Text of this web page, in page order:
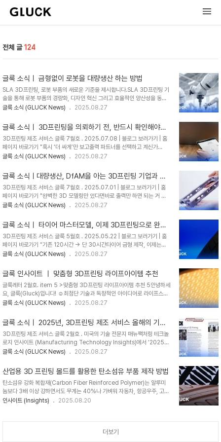
전체 글 124
글룩 소식ㅣ 금형없이 로봇을 대량생산 하는 방법
SLA 3D프린팅, 로봇 부품의 새로운 기준을 제시합니다.SLA 3D프린팅 기
술을 통해 로봇 부품의 경량화, 디자인 혁신 그리고 효율적인 양산성을 동시
에 실현합니다 ➡️경량화부품 일체화 설계를 통해 브래킷, 조립 파트를 제거
서 배치 자유도를 높입니다. ➡️외피 디자인 자유 곡면 설계와 브랜드형 커버
구현으로 사출로는 불가능했던 브랜드 로고 및질감 일체화 설계를 가능하게
하여 로봇의 외관 으로 브랜드를 강화할 수 있습니다. ➡️대량 맞춤화 각 고객
의 요구에 최적화된 로봇 부품을 각각 별도로 제작하면서도,금형 없이 수천
개까지 생산 가능한 대량 맞춤화가 가능합니다. 다양한 로봇 기업들이 발전된
글룩 소식 (GLUCK News) 2025.08.27
글룩 소식ㅣ 3D프린팅을 의뢰하기 전, 반드시 확인해야하
는 것은?
3D프린팅 제조 서비스 글룩 7월호 . 2025.07.08 | 블로그 보러가기 | 홈
페이지 바로가기 "혹시 ‘더 싸게’만 보고출력 파트너를 선택하고 계신가
요?"지금, 가장 위험한 건 ‘가격’이 아니라 데이터 유출입니다.ㆍㆍㆍ최근 보
린다…中 기술 유출 통로 된 3D 프린팅”국내 기업들이 중국 업체에 3D프린
팅을 외주로 맡기면서,민감한 설계 도면과 데이터가 무방비로 유출되고 있다
는 사실, 보도되었죠.당장의 단가 절감과 빠른 납기를 위해 선택한 외주가결
국엔 기업의 기술 경쟁력까지 넘겨주는 상황으로 이어지고 있는 것입니다.파
일 한 장 넘긴 줄 알았는데,그 안에 담긴 제품 구조, 기술, 조립 로직까지 고스
글룩 소식 (GLUCK News) 2025.08.27
글룩 소식ㅣ대량생산, DfAM을 아는 3D프린팅 기업과 함
께해야 하는 이유
3D프린팅 제조 서비스 글룩 7월호 . 2025.07.01 | 블로그 보러가기 | 홈
페이지 바로가기 "완벽한 3D 모델링만 있다면바로 출력만 하면 되는 거 아
닌가요?"하지만 왜 어떤 출력은 매끄럽게 성공하고,어떤 출력은 품질 문제,
Additive Manufacturing)에 있습니다. ✅ DfAM 없이 출력한 프로젝트
는 왜 실패하는가?✅ 단순한 ‘서포트 최적화’가 아닌, 설계 단계부터 생산성
까지 바꾸는 접근법은?✅ 부품 통합, 경량화, 공정 최적화까지 가능한 전략적
설계란 무엇인가? 📌 글룩 블로그에서 전체 내용 보기 "대량생산이나 중요한
산업용 3D프린팅 프로젝트를 계획하고 계신다면,해당 업체의 장비 리..
글룩 소식 (GLUCK News) 2025.08.27
글룩 소식ㅣ 타이어 마스터모델, 이제 3D프린팅으로 완성
됩니다
3D프린팅 제조 서비스 글룩 5월호 . 2025.05.22 | 블로그 보러가기 | 홈
페이지 바로가기 “기존 120시간 → 단 30시간타이어 금형 제작, 이제는
3D프린팅이 바꿉니다.”타이어 산업의 전환점이 될, GLUCK의 제조 솔루
대체하였습니다. 1. 🛠️공정 혁신 ( 19단계 → 10단계 이하 단축 )전통적인
절삭 가공 방식에서는 마스터모델 제작을 위해 19단계 이상의 복잡한 수작업
이 필요했습니다.GLUCK은 SLA 3D프린팅 기술을 통해 이를 10단계 이하
로 단축하여, 숙련 인력의 의존도와 작업 편차를 줄이고 더 빠르고 일관된 결
과물을 만들어냅니다. 2. ⏱️시간 혁신 ( 120시간 → 30시간 절감 ) 기..
글룩 소식 (GLUCK News) 2025.08.27
글룩 인사이트 ㅣ 맞춤형 3D프린팅 라이프아이템 추천
글룩레터 2월호. item 5 >맞춤형 3D프린팅 라이프아이템 추천 5안녕하세
요, 글룩(Gluck)입니다! ☺️최첨단 기술과 독창적인 아이디어로 라이프스타
일의 새로운 가능성을 열어가는맞춤형 3D 프린팅 제작 기업 5곳을 소개해
제품을 선보이며 우리의 삶에 가치를 더하고 있습니다.아래에서 소개될 기업
들의 이야기를 통해,3D 프린팅과 획기적인 디자인이 만들어내는 편리함을
함께 확인해 보시기 바랍니다. 겐트리 (Gantri)Gantri는 모든 조명을 3D
프린팅 기술로 제작합니다. 전 세계의 디자이너와 협력하여 독창적이고 예술
적인 조명 디자인을 3D 프린팅을 사용해, 디자인의 한계에 구애받지 않는 결
글룩 소식 (GLUCK News) 2025.08.27
글룩 소식ㅣ 2025년, 3D프린팅 제조 서비스 올해의 기업
선정
3D프린팅 제조 서비스 글룩 2월호 . 미국의 기술 전문지 매뉴팩처링 테크놀
로지 인사이트 (Manufacturing Technology Insights)에서 ‘2025
3D 프린팅 제조 서비스 올해의 기업’ 2025 3D Printing
3D 프린팅기업으로서 최초 선정되었습니다.자세히 보기 ‘Manufacturing
Technology Insights’는 지난 17년간 글로벌 생산기술산업, 첨단소재,
3D 프린팅, 항공 우주 제조 산업, 방위 산업, IoT 등 44가지 항목의 다양한
혁신기술 관련 기사를 다루고 있는 미국 전문 매체로 제조 기술 잡지 분야에
서 권위있는 전문지로 인정받고 매거진입니다."11년..
글룩 소식 (GLUCK News) 2025.08.27
산업용 3D 프린팅 몰드를 활용한 탄소섬유 부품 제작 방법
탄소섬유 강화 복합재(Carbon Fiber Reinforced Polymer)는 알루미
늄보다 3배 이상 강하면서도 무게는 40%나 가벼워 자동차, 항공우주, 고성
능 스포츠 산업에서 경량화와 강도를 동시에 달성하기 위한 핵심 소재로 각광
용이 발생하여, 신속한 프로토타이핑과 다품종 소량생산에 큰 장벽이 되어 왔
인사이트 (Insights) 2025.08.20
더보기